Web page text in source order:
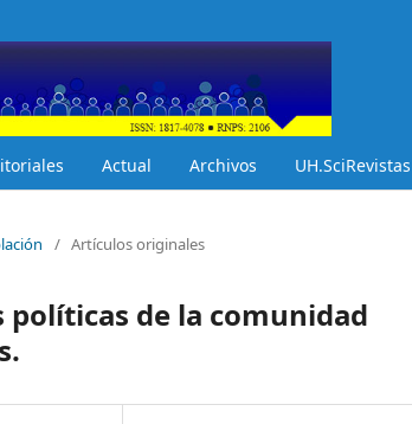
Actual Archivos UH.SciRevistas
/ Artículos originales
políticas de la comunidad